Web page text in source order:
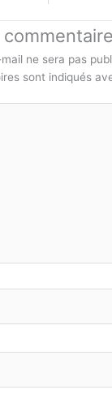
commentaire
ne sera pas
sont indiqués